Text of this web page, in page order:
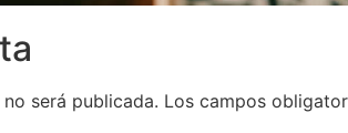
será publicada. Los campos